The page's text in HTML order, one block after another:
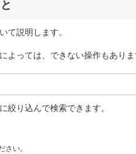
て説明します。
よっては、できない操作もありま
絞り込んで検索できます。
さい。